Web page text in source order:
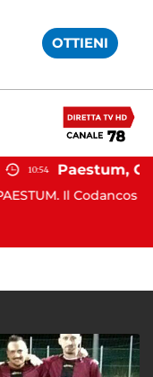
OTTIENI
Codancos lancia un